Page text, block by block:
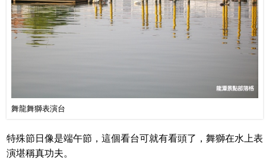
舞龍舞獅表演台
特殊節日像是端午節，這個看台可就有看頭了，舞獅在水上表
演堪稱真功夫。